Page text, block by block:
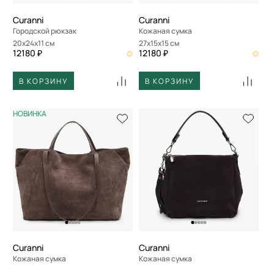
Curanni
Городской рюкзак
20x24x11 см
12180 ₽
В КОРЗИНУ
Curanni
Кожаная сумка
27x15x15 см
12180 ₽
В КОРЗИНУ
НОВИНКА
Curanni
Кожаная сумка
Curanni
Кожаная сумка